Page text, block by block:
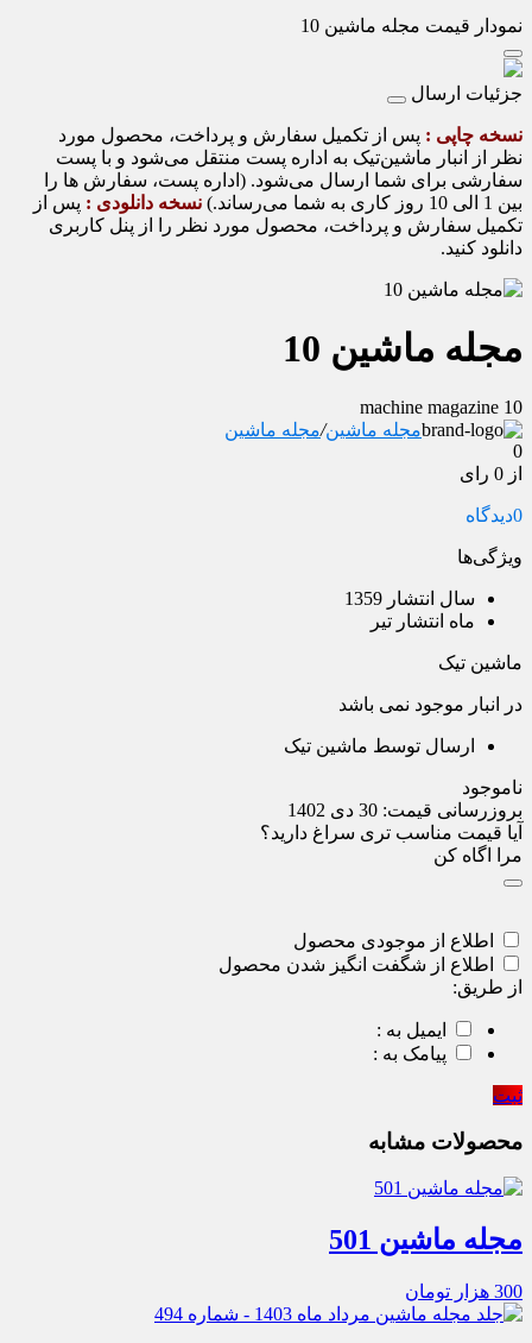
نمودار قیمت مجله ماشین 10
جزئیات ارسال
نسخه چاپی : پس از تکمیل سفارش و پرداخت، محصول مورد
نظر از انبار ماشین‌تیک به اداره پست منتقل می‌شود و با پست
سفارشی برای شما ارسال می‌شود. (اداره پست، سفارش ها را
بین 1 الی 10 روز کاری به شما می‌رساند.)
نسخه دانلودی : پس از
تکمیل سفارش و پرداخت، محصول مورد نظر را از پنل کاربری
دانلود کنید.
مجله ماشین 10
machine magazine 10
مجله ماشین/مجله ماشین
0
از 0 رای
0دیدگاه
ویژگی‌ها
سال انتشار 1359
ماه انتشار تیر
ماشین تیک
در انبار موجود نمی باشد
ارسال توسط ماشین تیک
ناموجود
بروزرسانی قیمت: 30 دی 1402
آیا قیمت مناسب تری سراغ دارید؟
مرا اگاه کن
اطلاع از موجودی محصول
اطلاع از شگفت انگیز شدن محصول
از طریق:
ایمیل به :
پیامک به :
ثبت
محصولات مشابه
مجله ماشین 501
300 هزار تومان